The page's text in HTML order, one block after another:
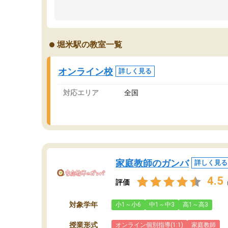
い
堀米駅の教室一覧
オンライン校 詳しく見る
対応エリア 全国
家庭教師のガンバ 詳しく見る
評価 4.5
対象学年 小1～小6 中1～中3 高1～高3
授業形式 オンライン個別指導(1:1) 家庭教師